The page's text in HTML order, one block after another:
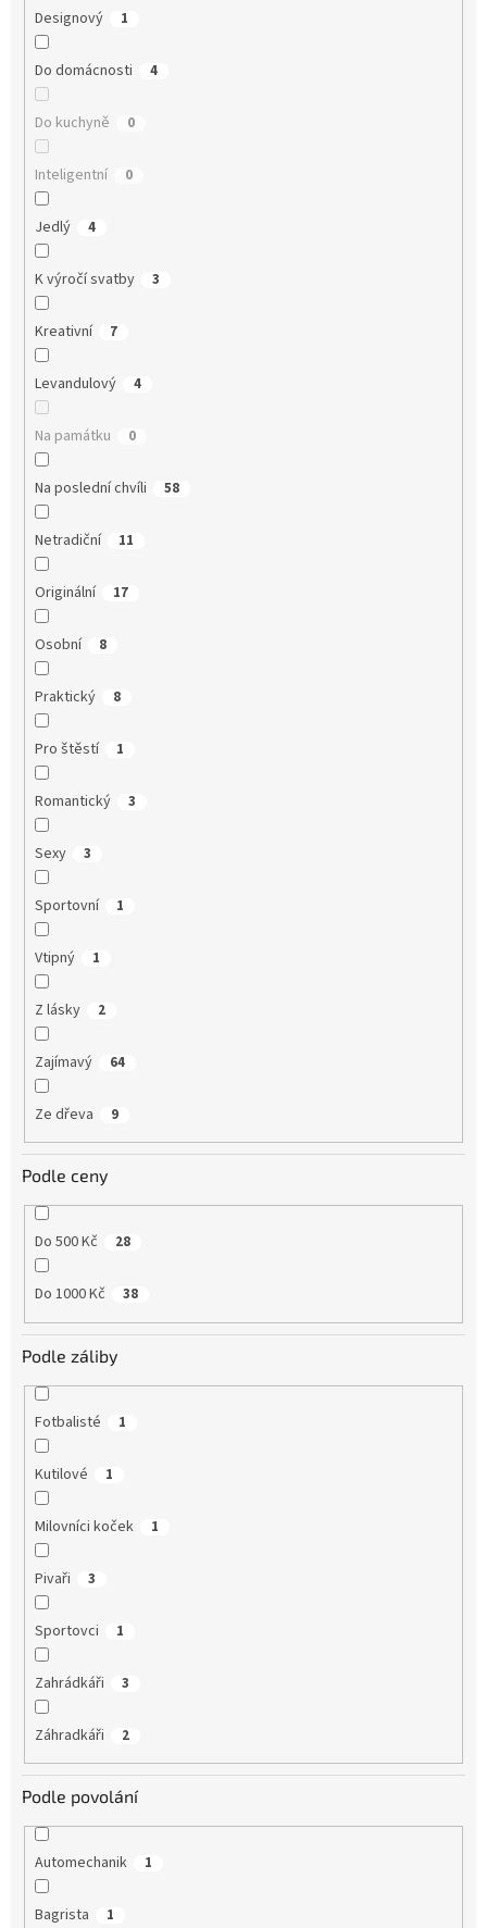
Designový 1
Do domácnosti 4
Do kuchyně 0
Inteligentní 0
Jedlý 4
K výročí svatby 3
Kreativní 7
Levandulový 4
Na památku 0
Na poslední chvíli 58
Netradiční 11
Originální 17
Osobní 8
Praktický 8
Pro štěstí 1
Romantický 3
Sexy 3
Sportovní 1
Vtipný 1
Z lásky 2
Zajímavý 64
Ze dřeva 9
Podle ceny
Do 500 Kč 28
Do 1000 Kč 38
Podle záliby
Fotbalisté 1
Kutilové 1
Milovníci koček 1
Pivaři 3
Sportovci 1
Zahrádkáři 3
Záhradkáři 2
Podle povolání
Automechanik 1
Bagrista 1